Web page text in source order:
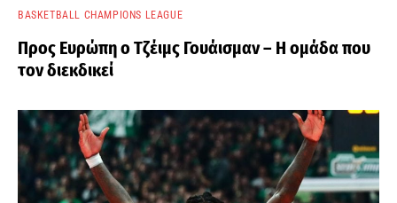
BASKETBALL CHAMPIONS LEAGUE
Προς Ευρώπη ο Τζέιμς Γουάισμαν – Η ομάδα που
τον διεκδικεί